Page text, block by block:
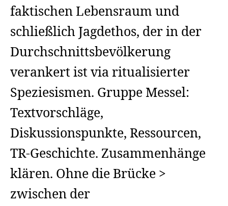
faktischen Lebensraum und
schließlich Jagdethos, der in der
Durchschnittsbevölkerung
verankert ist via ritualisierter
Speziesismen. Gruppe Messel:
Textvorschläge,
Diskussionspunkte, Ressourcen,
TR-Geschichte. Zusammenhänge
klären. Ohne die Brücke >
zwischen der